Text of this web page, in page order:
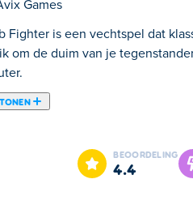
Games
Fighter is een vechtspel dat
om de duim van je
meerdere spelers op basis
de toppositie. Je kunt
andere duim valt en dan
BEOORDELING
4.4